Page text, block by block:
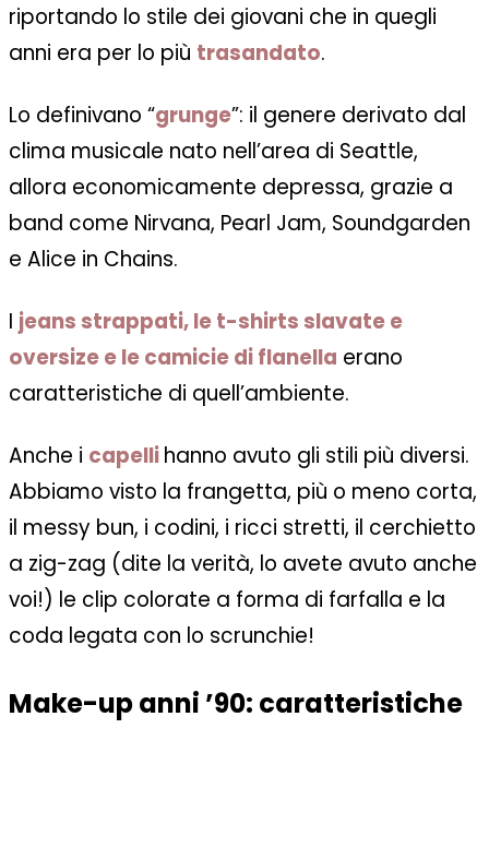
riportando lo stile dei giovani che in quegli
anni era per lo più trasandato.
Lo definivano “grunge”: il genere derivato dal
clima musicale nato nell’area di Seattle,
allora economicamente depressa, grazie a
band come Nirvana, Pearl Jam, Soundgarden
e Alice in Chains.
I jeans strappati, le t-shirts slavate e
oversize e le camicie di flanella erano
caratteristiche di quell’ambiente.
Anche i capellihanno avuto gli stili più diversi.
Abbiamo visto la frangetta, più o meno corta,
il messy bun, i codini, i ricci stretti, il cerchietto
a zig-zag (dite la verità, lo avete avuto anche
voi!) le clip colorate a forma di farfalla e la
coda legata con lo scrunchie!
Make-up anni ’90: caratteristiche